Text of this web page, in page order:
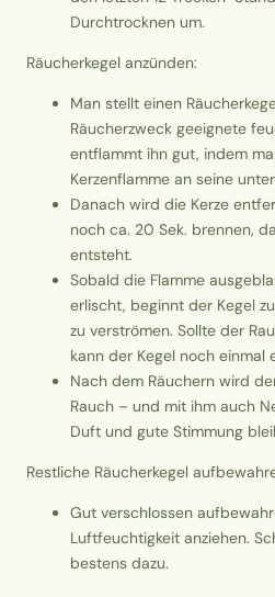
Durchtrocknen um.
Räucherkegel anzünden:
Man stellt einen
Räucherzweck geeignete
entflammt ihn gut, indem
Kerzenflamme an seine
Danach wird die Kerze
noch ca. 20 Sek. brennen,
entsteht.
Sobald die Flamme
erlischt, beginnt der Kegel
zu verströmen. Sollte der
kann der Kegel noch einmal
Nach dem Räuchern wird
Rauch – und mit ihm auch
Duft und gute Stimmung
Restliche Räucherkegel
Gut verschlossen
Luftfeuchtigkeit anziehen.
bestens dazu.